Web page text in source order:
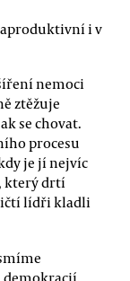
i v
nemoci
ztěžuje
se chovat.
procesu
je jí nejvíc
který drtí
lídři kladli